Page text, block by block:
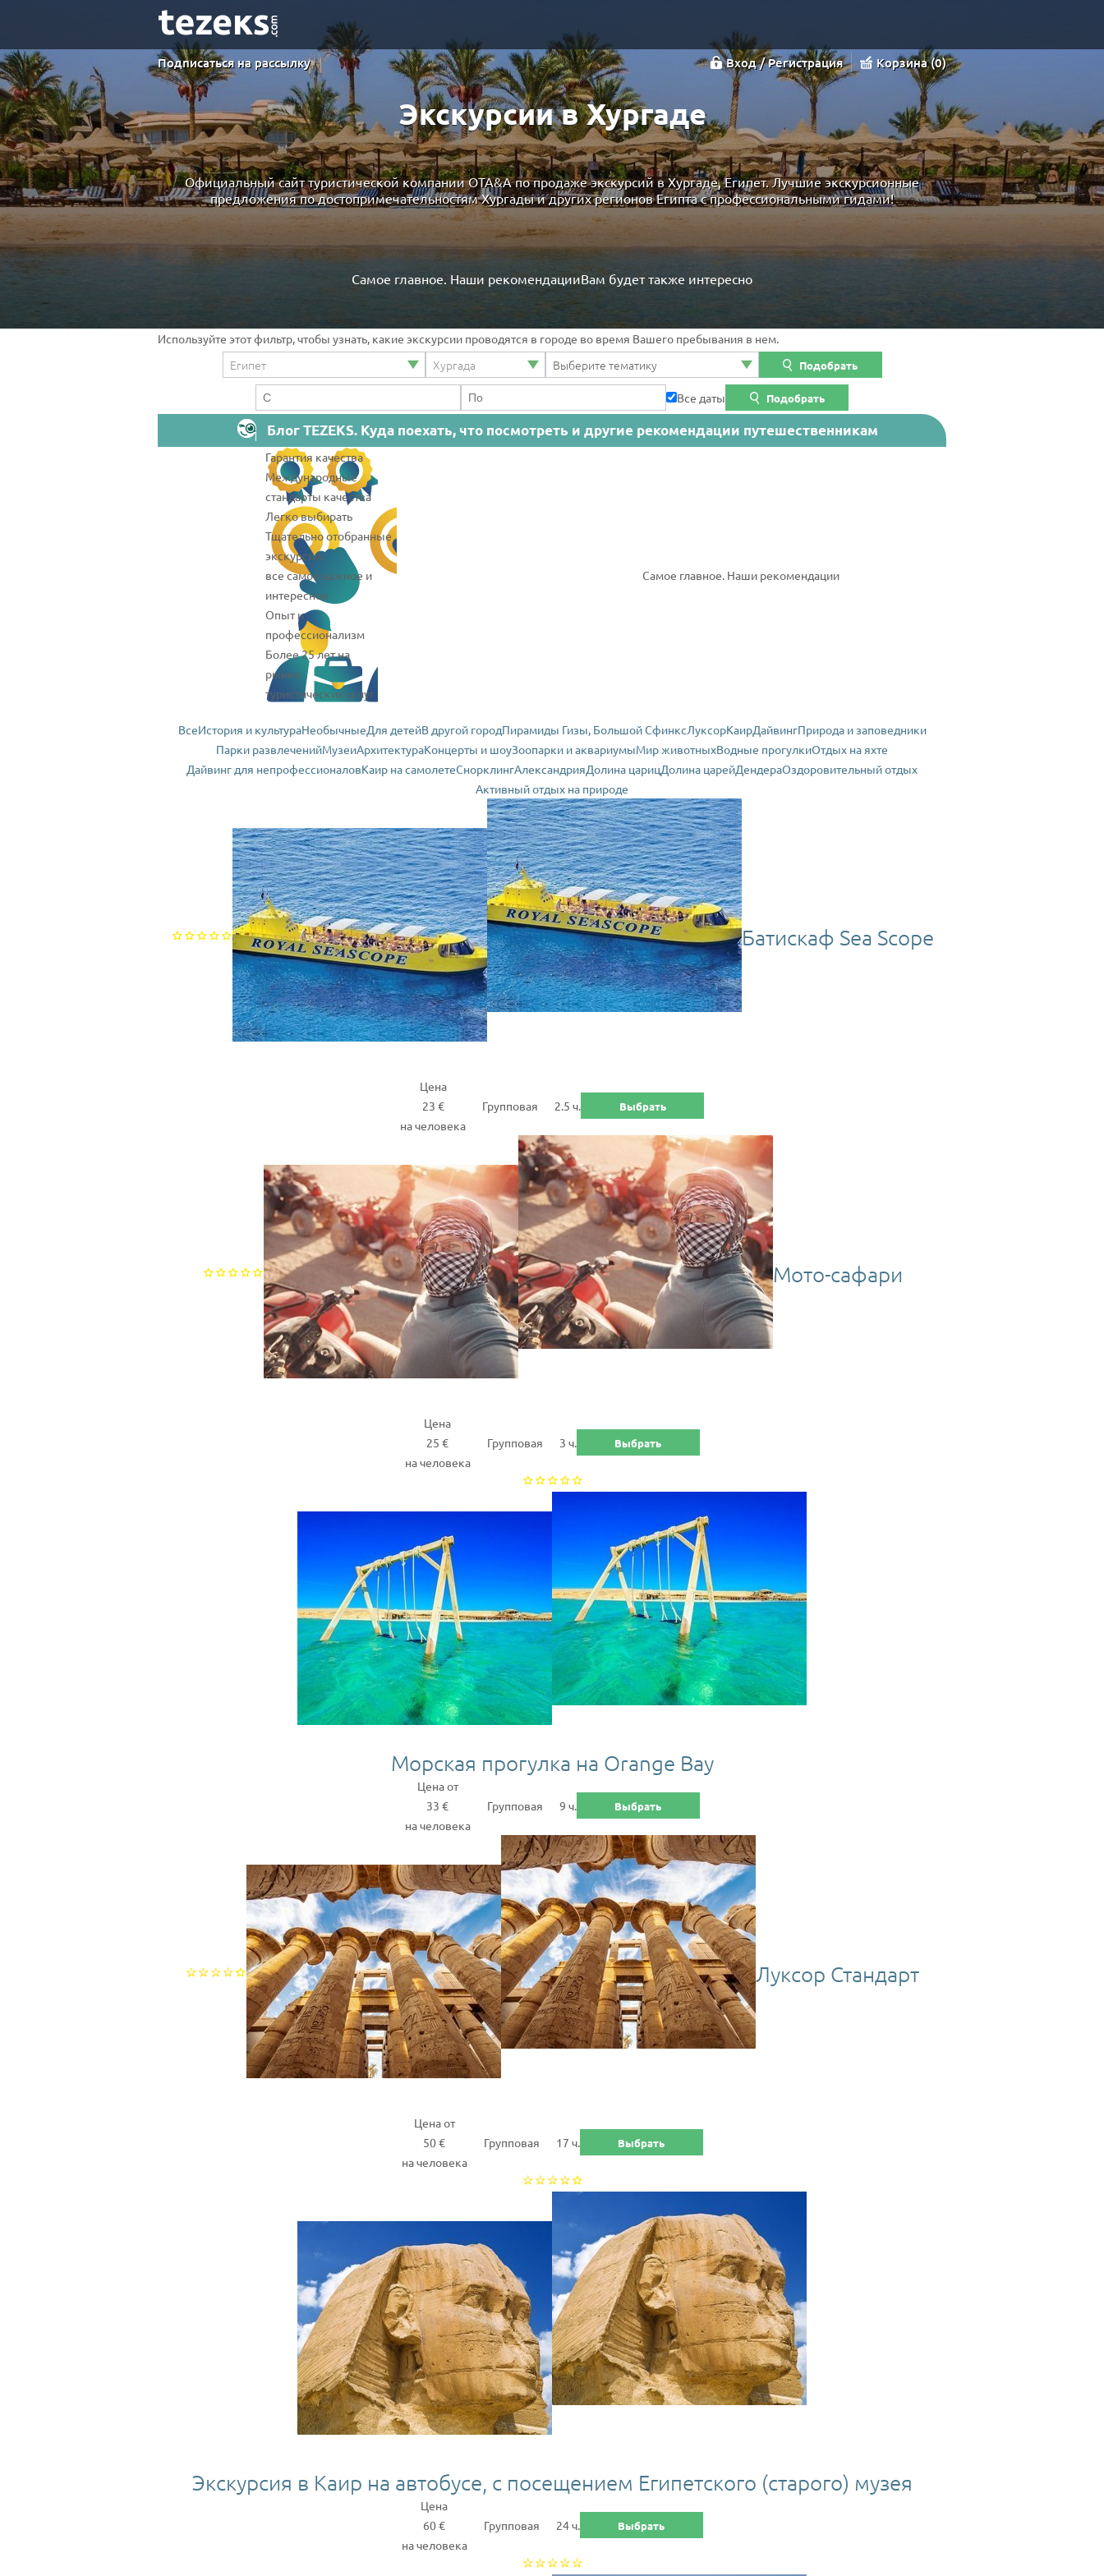
Подписаться на рассылку Вход / Регистрация Корзина 0
Экскурсии в Хургаде
Официальный сайт туристической компании OTA&A по продаже экскурсий в Хургаде, Египет. Лучшие экскурсионные
предложения по достопримечательностям Хургады и других регионов Египта с профессиональными гидами!
Самое главное. Наши рекомендацииВам будет также интересно
Используйте этот фильтр, чтобы узнать, какие экскурсии проводятся в городе во время Вашего пребывания в нем.
Подобрать
Все даты Подобрать
Блог TEZEKS. Куда поехать, что посмотреть и другие рекомендации путешественникам
Гарантия качества
Международные
стандарты качества
Легко выбирать
Тщательно отобранные
экскурсии:
все самое важное и
интересное
Опыт и
профессионализм
Более 25 лет на
рынке
туристических услуг
Самое главное. Наши рекомендации
ВсеИстория и культураНеобычныеДля детейВ другой городПирамиды Гизы, Большой СфинксЛуксорКаирДайвингПрирода и заповедники
Парки развлеченийМузеиАрхитектураКонцерты и шоуЗоопарки и аквариумыМир животныхВодные прогулкиОтдых на яхте
Дайвинг для непрофессионаловКаир на самолетеСнорклингАлександрияДолина царицДолина царейДендераОздоровительный отдых
Активный отдых на природе
Батискаф Sea Scope
Цена
23 €
на человека
Групповая 2.5 ч. Выбрать
Мото-сафари
Цена
25 €
на человека
Групповая 3 ч. Выбрать
Морская прогулка на Orange Bay
Цена от
33 €
на человека
Групповая 9 ч. Выбрать
Луксор Стандарт
Цена от
50 €
на человека
Групповая 17 ч. Выбрать
Экскурсия в Каир на автобусе, с посещением Египетского (старого) музея
Цена
60 €
на человека
Групповая 24 ч. Выбрать